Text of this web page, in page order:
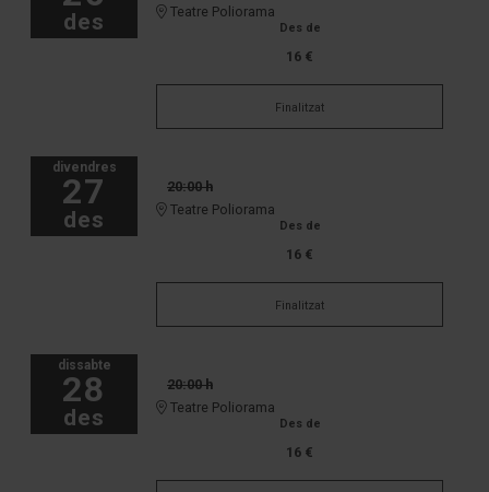
des
Teatre Poliorama
Des de
16 €
Finalitzat
divendres
27
des
20:00 h
Teatre Poliorama
Des de
16 €
Finalitzat
dissabte
28
des
20:00 h
Teatre Poliorama
Des de
16 €